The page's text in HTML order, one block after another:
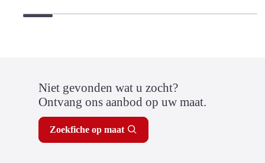
Niet gevonden wat u zocht?
Ontvang ons aanbod op uw maat.
Zoekfiche op maat